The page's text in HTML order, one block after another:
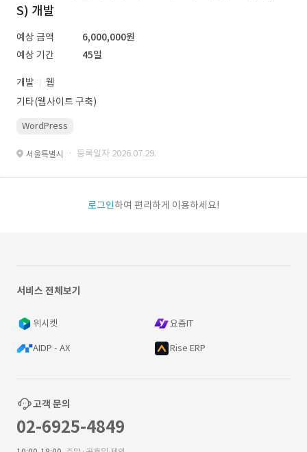
S) 개발
예상 금액
6,000,000원
예상 기간
45일
개발
웹
기타(웹사이트 구축)
WordPress
서울특별시 · 등록일자 2026.07.29.
로그인하여 편리하게 이용하세요!
서비스 전체보기
위시켓 요즘IT
AIDP - AX Rise ERP
고객 문의
02-6925-4849